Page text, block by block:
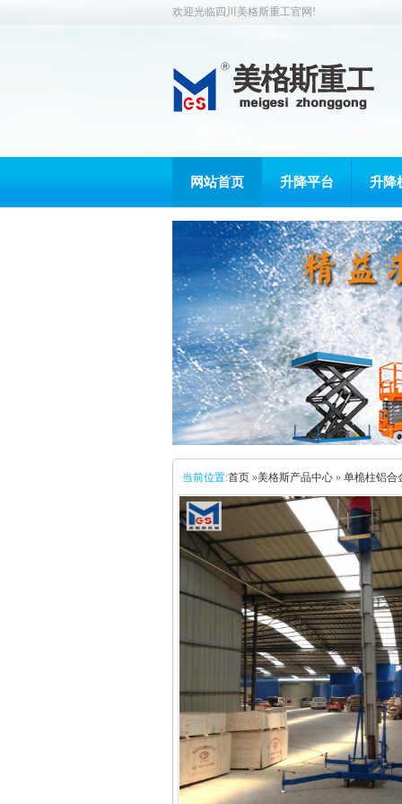
欢迎光临四川美格斯重工官网!
网站首页 升降平台 升降
当前位置:首页 »美格斯产品中心 » 单桅柱铝合